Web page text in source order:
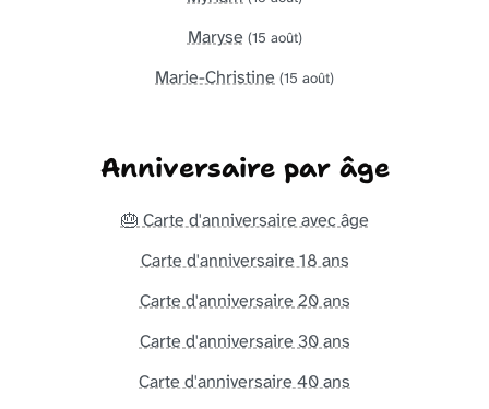
Maryse (15 août)
Marie-Christine (15 août)
Anniversaire par âge
🎂 Carte d'anniversaire avec âge
Carte d'anniversaire 18 ans
Carte d'anniversaire 20 ans
Carte d'anniversaire 30 ans
Carte d'anniversaire 40 ans